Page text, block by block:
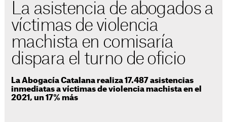
La asistencia de abogados a
víctimas de violencia
machista en comisaría
dispara el turno de oficio
La Abogacía Catalana realiza 17.487 asistencias
inmediatas a víctimas de violencia machista en el
2021, un 17% más